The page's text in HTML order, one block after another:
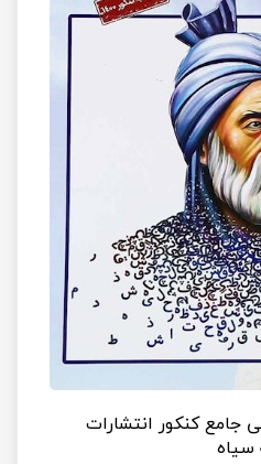
جامع کنکور انتشارات
سیاه